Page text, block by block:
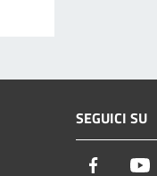
SEGUICI SU
Facebook